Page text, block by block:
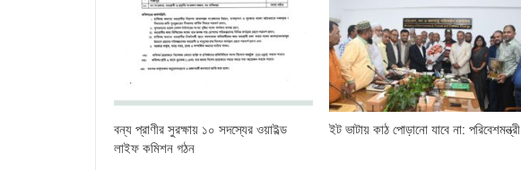
বন্য প্রাণীর সুরক্ষায় ১০ সদস্যের ওয়াইল্ড
লাইফ কমিশন গঠন
ইট ভাটায় কাঠ পোড়ানো যাবে না: পরিবেশমন্ত্রী